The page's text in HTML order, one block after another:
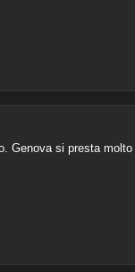
Genova si presta molto